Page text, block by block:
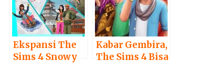
Pemain untuk
Merajut
Ekspansi The
Sims 4 Snowy
Kabar Gembira,
The Sims 4 Bisa